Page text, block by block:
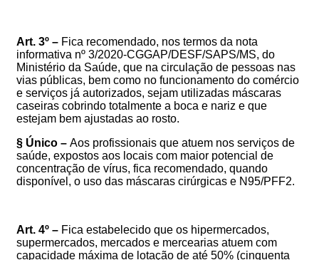
Art. 3º – Fica recomendado, nos termos da nota
informativa nº 3/2020-CGGAP/DESF/SAPS/MS, do
Ministério da Saúde, que na circulação de pessoas nas
vias públicas, bem como no funcionamento do comércio
e serviços já autorizados, sejam utilizadas máscaras
caseiras cobrindo totalmente a boca e nariz e que
estejam bem ajustadas ao rosto.
§ Único – Aos profissionais que atuem nos serviços de
saúde, expostos aos locais com maior potencial de
concentração de vírus, fica recomendado, quando
disponível, o uso das máscaras cirúrgicas e N95/PFF2.
Art. 4º – Fica estabelecido que os hipermercados,
supermercados, mercados e mercearias atuem com
capacidade máxima de lotação de até 50% (cinquenta